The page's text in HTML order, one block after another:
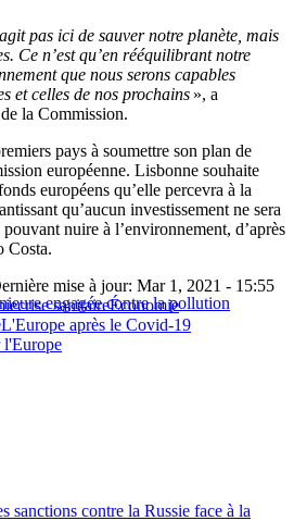
pas ici de sauver notre planète, mais
Ce n’est qu’en rééquilibrant notre
que nous serons capables
et celles de nos prochains », a
la Commission.
pays à soumettre son plan de
européenne. Lisbonne souhaite
européens qu’elle percevra à la
qu’aucun investissement ne sera
nuire à l’environnement, d’après
Costa.
engagée contre la pollution
mise à jour: Mar 1, 2021 - 15:55
crise sanitaireÉconomie
L'Europe après le Covid-19
l'Europe
sanctions contre la Russie face à la